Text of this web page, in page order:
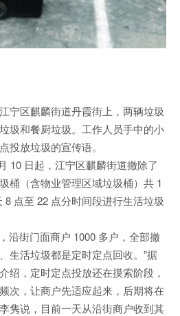
宁区麒麟街道丹霞街上，两辆垃圾
圾和餐厨垃圾。工作人员手中的小
投放垃圾的宣传语。
10 日起，江宁区麒麟街道撤除了
桶（含物业管理区域垃圾桶）共 1
点至 22 点分时间段进行生活垃圾
沿街门面商户 1000 多户，全部撤
生活垃圾都是定时定点回收。”据
绍，定时定点投放还在摸索阶段，
次，让商户先适应起来，后期将在
隽说，目前一天从沿街商户收到其